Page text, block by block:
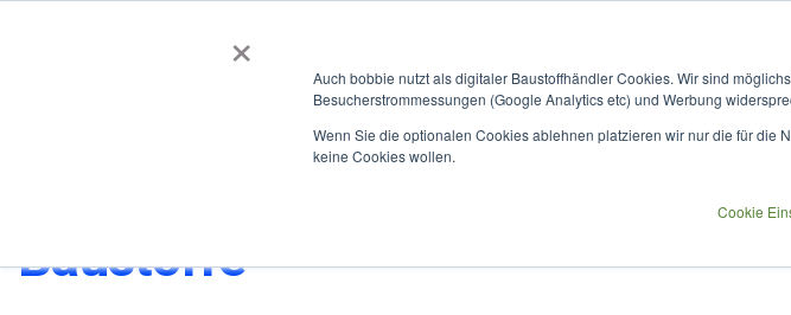
×
Auch bobbie nutzt als digitaler Baustoffhändler Cookies. Wir sind
Besucherstrommessungen (Google Analytics etc) und Werbung
Wenn Sie die optionalen Cookies ablehnen platzieren wir nur die für die
keine Cookies wollen.
Cookie
BOBBIEVERSUM
Baustoffe